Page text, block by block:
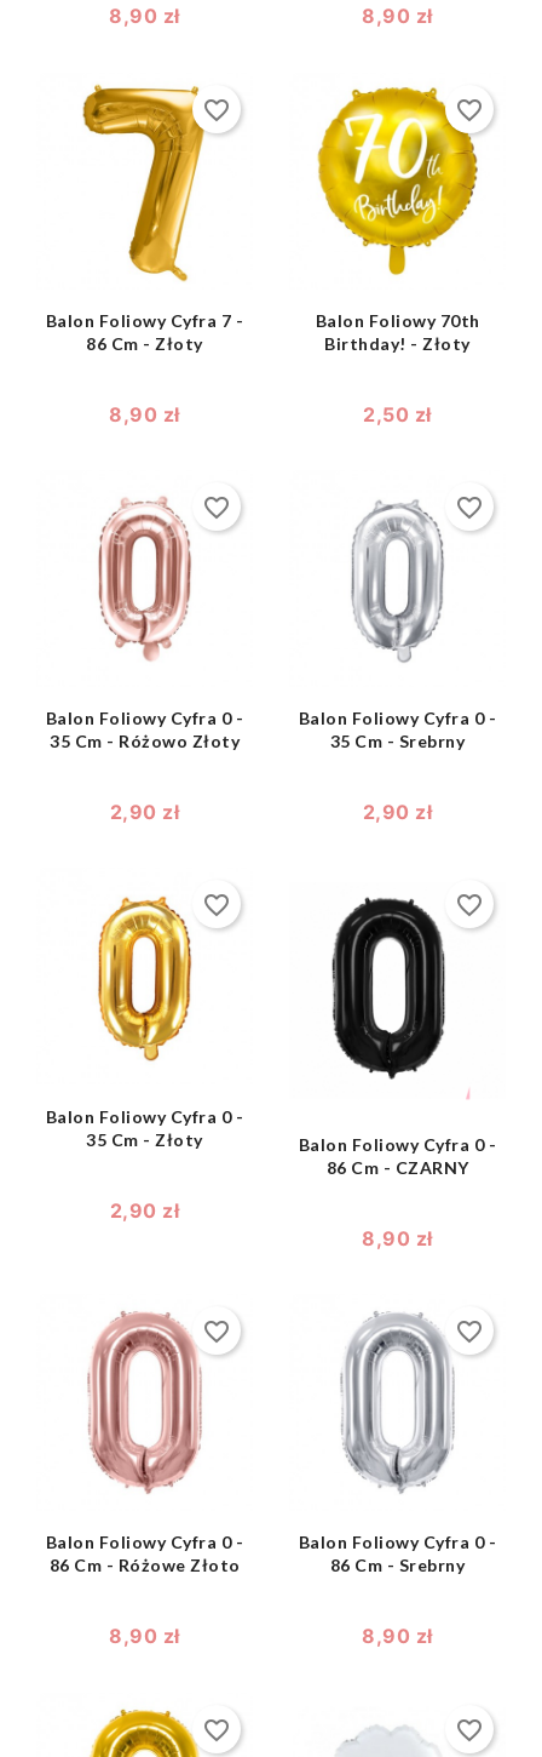
8,90 zł 8,90 zł

Balon Foliowy Cyfra 7 -
86 Cm - Złoty
8,90 zł
favorite_border
shopping_bag 
Balon Foliowy 70th
Birthday! - Złoty
2,50 zł
favorite_border
shopping_bag 
Balon Foliowy Cyfra 0 -
35 Cm - Różowo Złoty
2,90 zł
favorite_border
shopping_bag 
Balon Foliowy Cyfra 0 -
35 Cm - Srebrny
2,90 zł
favorite_border
shopping_bag 
Balon Foliowy Cyfra 0 -
35 Cm - Złoty
2,90 zł
favorite_border
shopping_bag 
Balon Foliowy Cyfra 0 -
86 Cm - CZARNY
8,90 zł
favorite_border
shopping_bag
Balon Foliowy Cyfra 0 -
86 Cm - Różowe Złoto
8,90 zł
favorite_border
shopping_bag
Balon Foliowy Cyfra 0 -
86 Cm - Srebrny
8,90 zł
favorite_border
favorite_border favorite_border